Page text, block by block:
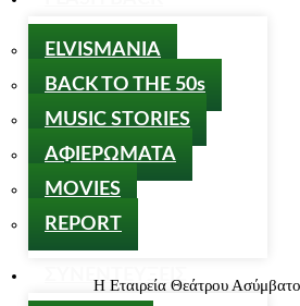
ELVISMANIA
BACK TO THE 50s
MUSIC STORIES
ΑΦΙΕΡΩΜΑΤΑ
MOVIES
REPORT
ΣΥΝΕΝΤΕΥΞΕΙΣ
Η Εταιρεία Θεάτρου